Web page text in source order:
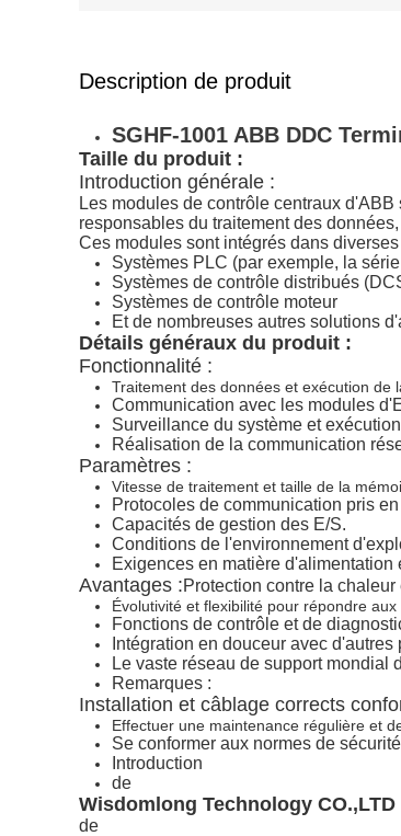
Description de produit
SGHF-1001 ABB DDC
Taille du produit :
Introduction générale :
Les modules de contrôle centraux
responsables du traitement des
Ces modules sont intégrés dans
Systèmes PLC (par exemple, la
Systèmes de contrôle distribués
Systèmes de contrôle moteur
Et de nombreuses autres solutions
Détails généraux du produit :
Fonctionnalité :
Traitement des données et exécution de
Communication avec les modules
Surveillance du système et
Réalisation de la communication
Paramètres :
Vitesse de traitement et taille de la
Protocoles de communication pris
Capacités de gestion des E/S.
Conditions de l'environnement
Exigences en matière d'alimentation
Avantages :Protection contre la
Évolutivité et flexibilité pour répondre aux
Fonctions de contrôle et de
Intégration en douceur avec
Le vaste réseau de support mondial
Remarques :
Installation et câblage corrects
Effectuer une maintenance régulière et
Se conformer aux normes de
Introduction
de
Wisdomlong Technology CO.,LTD
de